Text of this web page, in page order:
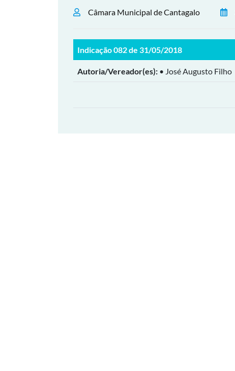
Câmara Municipal de Cantagalo
Indicação 082 de 31/05/2018
Autoria/Vereador(es): • José Augusto Filho